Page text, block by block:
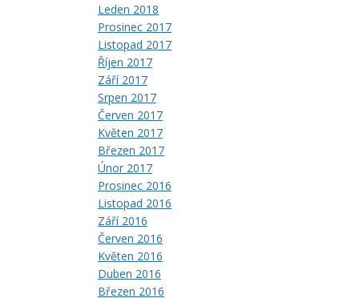
Leden 2018
Prosinec 2017
Listopad 2017
Říjen 2017
Září 2017
Srpen 2017
Červen 2017
Květen 2017
Březen 2017
Únor 2017
Prosinec 2016
Listopad 2016
Září 2016
Červen 2016
Květen 2016
Duben 2016
Březen 2016